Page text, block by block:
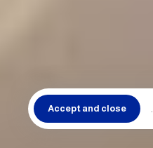
Accept and close